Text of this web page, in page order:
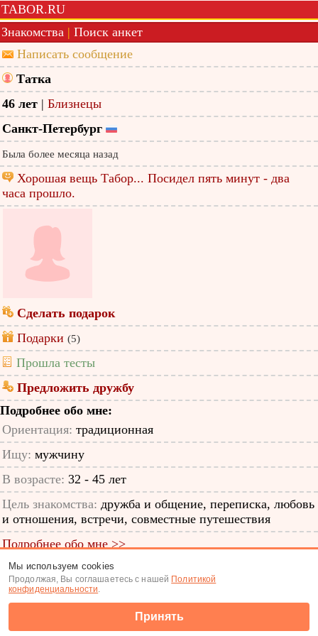
TABOR.RU
Знакомства | Поиск анкет
Написать сообщение
Татка
46 лет | Близнецы
Санкт-Петербург
Была более месяца назад
Хорошая вещь Табор... Посидел пять минут - два
часа прошло.
Сделать подарок
Подарки (5)
Прошла тесты
Предложить дружбу
Подробнее обо мне:
Ориентация: традиционная
Ищу: мужчину
В возрасте: 32 - 45 лет
Цель знакомства: дружба и общение, переписка, любовь
и отношения, встречи, совместные путешествия
Подробнее обо мне >>
ID анкеты: 12848669
Знакомства|Поиск анкет
Мы используем cookies
Продолжая, Вы соглашаетесь с нашей Политикой
конфиденциальности.
Принять